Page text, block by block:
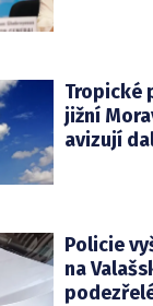
Tropické
jižní
avizují
Policie
na